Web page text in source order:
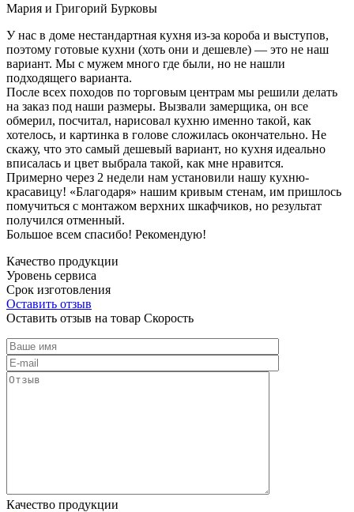
Мария и Григорий Бурковы
У нас в доме нестандартная кухня из-за короба и выступов,
поэтому готовые кухни (хоть они и дешевле) — это не наш
вариант. Мы с мужем много где были, но не нашли
подходящего варианта.
После всех походов по торговым центрам мы решили делать
на заказ под наши размеры. Вызвали замерщика, он все
обмерил, посчитал, нарисовал кухню именно такой, как
хотелось, и картинка в голове сложилась окончательно. Не
скажу, что это самый дешевый вариант, но кухня идеально
вписалась и цвет выбрала такой, как мне нравится.
Примерно через 2 недели нам установили нашу кухню-
красавицу! «Благодаря» нашим кривым стенам, им пришлось
помучиться с монтажом верхних шкафчиков, но результат
получился отменный.
Большое всем спасибо! Рекомендую!
Качество продукции
Уровень сервиса
Срок изготовления
Оставить отзыв
Оставить отзыв на товар Скорость
Качество продукции